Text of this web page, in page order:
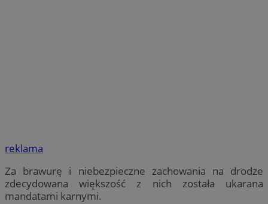
reklama
Za brawurę i niebezpieczne zachowania na drodze
zdecydowana większość z nich została ukarana
mandatami karnymi.